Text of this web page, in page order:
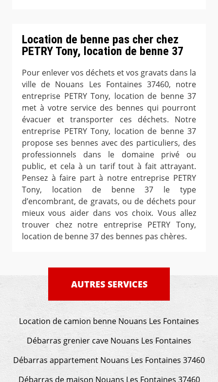
Location de benne pas cher chez
PETRY Tony, location de benne 37
Pour enlever vos déchets et vos gravats dans la
ville de Nouans Les Fontaines 37460, notre
entreprise PETRY Tony, location de benne 37
met à votre service des bennes qui pourront
évacuer et transporter ces déchets. Notre
entreprise PETRY Tony, location de benne 37
propose ses bennes avec des particuliers, des
professionnels dans le domaine privé ou
public, et cela à un tarif tout à fait attrayant.
Pensez à faire part à notre entreprise PETRY
Tony, location de benne 37 le type
d’encombrant, de gravats, ou de déchets pour
mieux vous aider dans vos choix. Vous allez
trouver chez notre entreprise PETRY Tony,
location de benne 37 des bennes pas chères.
AUTRES SERVICES
Location de camion benne Nouans Les Fontaines
Débarras grenier cave Nouans Les Fontaines
Débarras appartement Nouans Les Fontaines 37460
Débarras de maison Nouans Les Fontaines 37460